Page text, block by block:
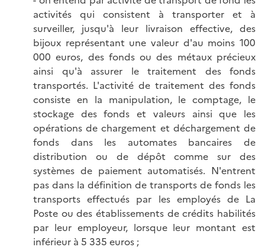
activités qui consistent à transporter et à
surveiller, jusqu'à leur livraison effective, des
bijoux représentant une valeur d'au moins 100
000 euros, des fonds ou des métaux précieux
ainsi qu'à assurer le traitement des fonds
transportés. L'activité de traitement des fonds
consiste en la manipulation, le comptage, le
stockage des fonds et valeurs ainsi que les
opérations de chargement et déchargement de
fonds dans les automates bancaires de
distribution ou de dépôt comme sur des
systèmes de paiement automatisés. N'entrent
pas dans la définition de transports de fonds les
transports effectués par les employés de La
Poste ou des établissements de crédits habilités
par leur employeur, lorsque leur montant est
inférieur à 5 335 euros ;